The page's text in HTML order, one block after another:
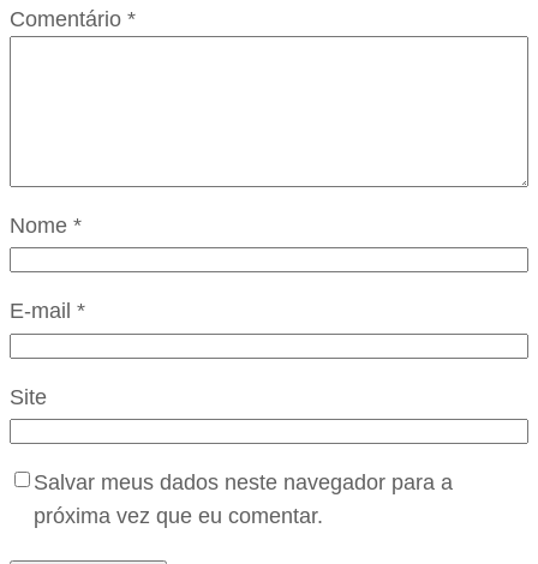
Comentário *
Nome *
E-mail *
Site
Salvar meus dados neste navegador para a
próxima vez que eu comentar.